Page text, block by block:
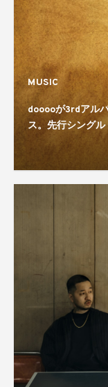
MUSIC
dooooが3rdアル
ス。先行シング